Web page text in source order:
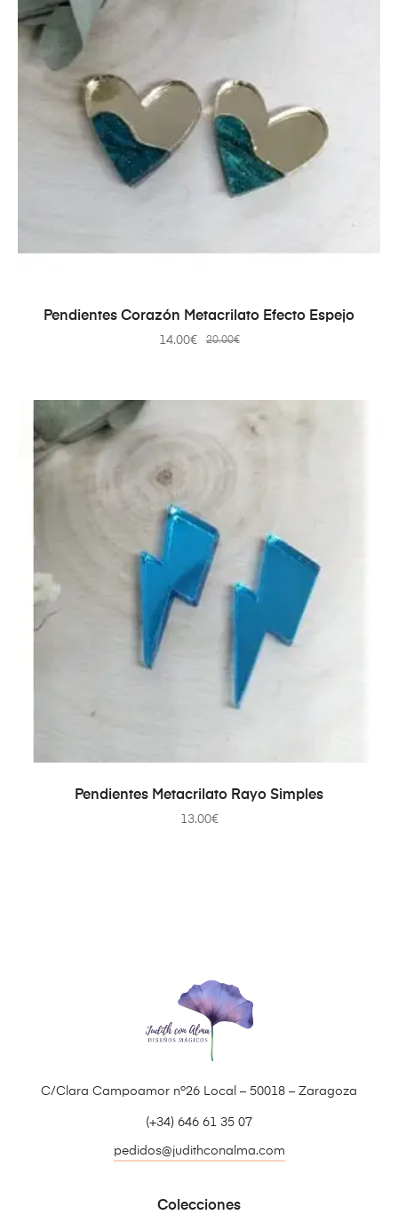
AÑADIR AL CARRITO
Pendientes Corazón Metacrilato Efecto Espejo
20.00€
14.00€
AÑADIR AL CARRITO
Pendientes Metacrilato Rayo Simples
13.00€
C/Clara Campoamor nº26 Local – 50018 – Zaragoza
(+34) 646 61 35 07
pedidos@judithconalma.com
Colecciones